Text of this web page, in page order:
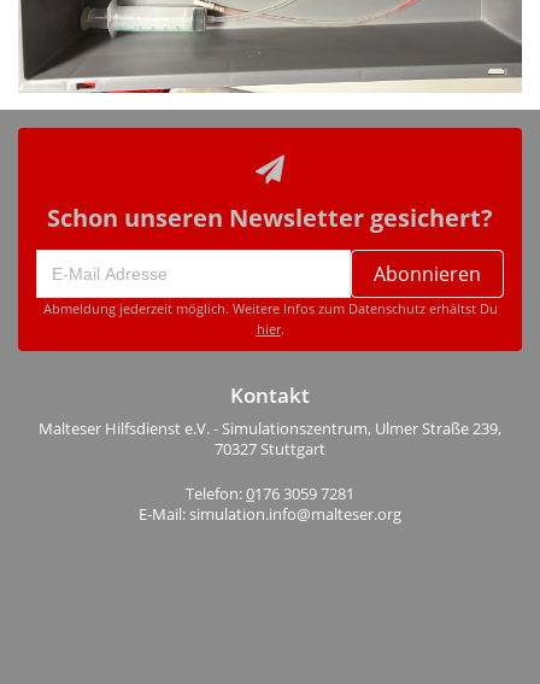
Schon unseren Newsletter gesichert?
Abonnieren
Abmeldung jederzeit möglich. Weitere Infos zum Datenschutz erhältst Du
hier.
Kontakt
Malteser Hilfsdienst e.V. - Simulationszentrum, Ulmer Straße 239,
70327 Stuttgart
Telefon:0176 3059 7281
E-Mail: simulation.info@malteser.org